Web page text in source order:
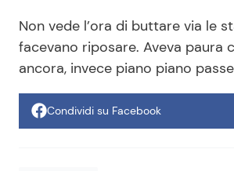
Non vede l’ora di buttare via le
facevano riposare. Aveva
ancora, invece piano piano
Condividi su Facebook